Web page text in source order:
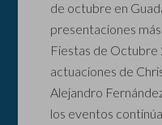
de octubre en
presentaciones
Fiestas de Octubre
actuaciones de
Alejandro
los eventos